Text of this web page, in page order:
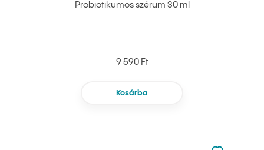
Probiotikumos szérum 30 ml
9 590 Ft
Kosárba
Nincsen